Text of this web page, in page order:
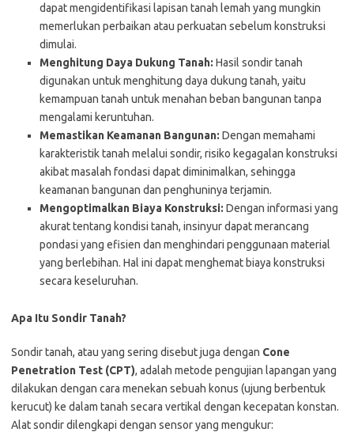
dapat mengidentifikasi lapisan tanah lemah yang mungkin
memerlukan perbaikan atau perkuatan sebelum konstruksi
dimulai.
Menghitung Daya Dukung Tanah: Hasil sondir tanah
digunakan untuk menghitung daya dukung tanah, yaitu
kemampuan tanah untuk menahan beban bangunan tanpa
mengalami keruntuhan.
Memastikan Keamanan Bangunan: Dengan memahami
karakteristik tanah melalui sondir, risiko kegagalan konstruksi
akibat masalah fondasi dapat diminimalkan, sehingga
keamanan bangunan dan penghuninya terjamin.
Mengoptimalkan Biaya Konstruksi: Dengan informasi yang
akurat tentang kondisi tanah, insinyur dapat merancang
pondasi yang efisien dan menghindari penggunaan material
yang berlebihan. Hal ini dapat menghemat biaya konstruksi
secara keseluruhan.
Apa Itu Sondir Tanah?
Sondir tanah, atau yang sering disebut juga dengan Cone
Penetration Test (CPT), adalah metode pengujian lapangan yang
dilakukan dengan cara menekan sebuah konus (ujung berbentuk
kerucut) ke dalam tanah secara vertikal dengan kecepatan konstan.
Alat sondir dilengkapi dengan sensor yang mengukur: